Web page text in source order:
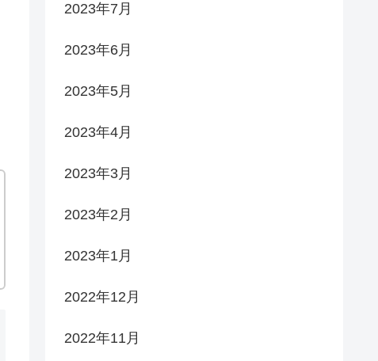
2023年7月
2023年6月
2023年5月
2023年4月
2023年3月
2023年2月
2023年1月
2022年12月
2022年11月